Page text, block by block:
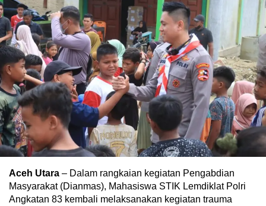
Aceh Utara – Dalam rangkaian kegiatan Pengabdian
Masyarakat (Dianmas), Mahasiswa STIK Lemdiklat Polri
Angkatan 83 kembali melaksanakan kegiatan trauma